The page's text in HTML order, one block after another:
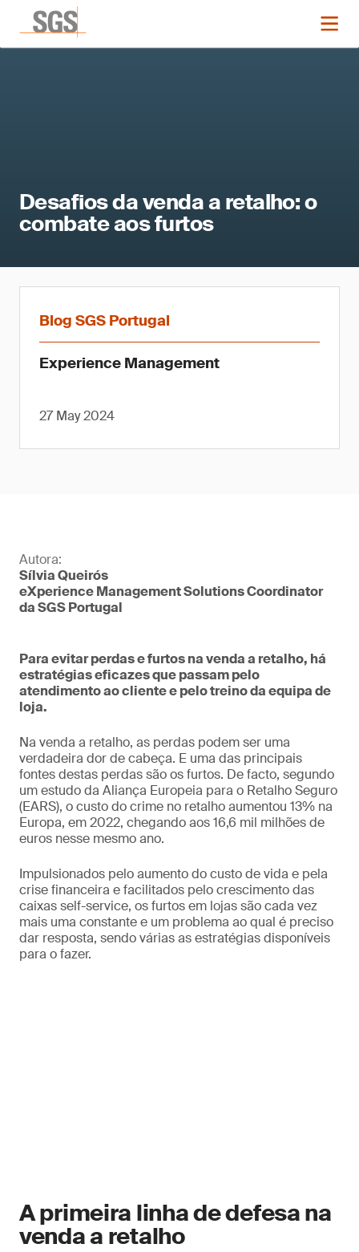
Desafios da venda a retalho: o
combate aos furtos
Blog SGS Portugal
Experience Management
27 May 2024
Autora:
Sílvia Queirós
eXperience Management Solutions Coordinator
da SGS Portugal
Para evitar perdas e furtos na venda a retalho, há
estratégias eficazes que passam pelo
atendimento ao cliente e pelo treino da equipa de
loja.
Na venda a retalho, as perdas podem ser uma
verdadeira dor de cabeça. E uma das principais
fontes destas perdas são os furtos. De facto, segundo
um estudo da Aliança Europeia para o Retalho Seguro
(EARS), o custo do crime no retalho aumentou 13% na
Europa, em 2022, chegando aos 16,6 mil milhões de
euros nesse mesmo ano.
Impulsionados pelo aumento do custo de vida e pela
crise financeira e facilitados pelo crescimento das
caixas self-service, os furtos em lojas são cada vez
mais uma constante e um problema ao qual é preciso
dar resposta, sendo várias as estratégias disponíveis
para o fazer.
A primeira linha de defesa na
venda a retalho